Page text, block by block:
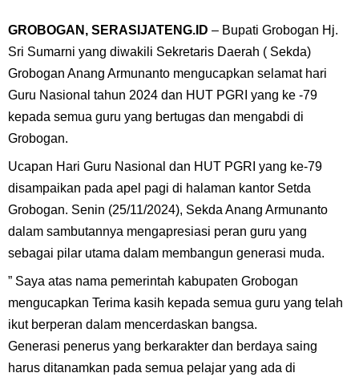
GROBOGAN, SERASIJATENG.ID – Bupati Grobogan Hj.
Sri Sumarni yang diwakili Sekretaris Daerah ( Sekda)
Grobogan Anang Armunanto mengucapkan selamat hari
Guru Nasional tahun 2024 dan HUT PGRI yang ke -79
kepada semua guru yang bertugas dan mengabdi di
Grobogan.
Ucapan Hari Guru Nasional dan HUT PGRI yang ke-79
disampaikan pada apel pagi di halaman kantor Setda
Grobogan. Senin (25/11/2024), Sekda Anang Armunanto
dalam sambutannya mengapresiasi peran guru yang
sebagai pilar utama dalam membangun generasi muda.
” Saya atas nama pemerintah kabupaten Grobogan
mengucapkan Terima kasih kepada semua guru yang telah
ikut berperan dalam mencerdaskan bangsa.
Generasi penerus yang berkarakter dan berdaya saing
harus ditanamkan pada semua pelajar yang ada di